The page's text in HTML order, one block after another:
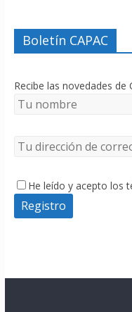
Boletín CAPAC
Recibe las novedades de
He leído y acepto los